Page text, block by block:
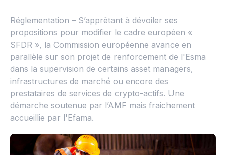
Réglementation – S’apprêtant à dévoiler ses
propositions pour modifier le cadre européen «
SFDR », la Commission européenne avance en
parallèle sur son projet de renforcement de l'Esma
dans la supervision de certains asset managers,
infrastructures de marché ou encore des
prestataires de services de crypto-actifs. Une
démarche soutenue par l’AMF mais fraichement
accueillie par l'Efama.